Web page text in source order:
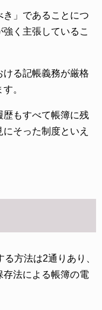
き」であることにつ
く主張しているこ
る記帳義務が厳格
。
歴もすべて帳簿に残
そった制度といえ
方法は2通りあり、
法による帳簿の電